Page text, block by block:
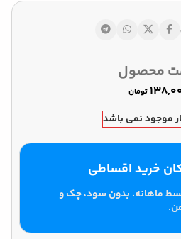
محصول
تومان
موجود نمی باشد
خرید اقساطی
ماهانه. بدون سود، چک و